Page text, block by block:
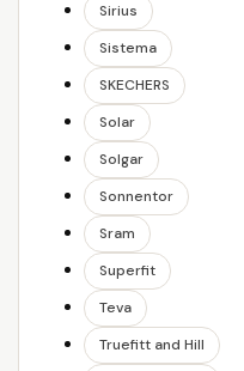
Sirius
Sistema
SKECHERS
Solar
Solgar
Sonnentor
Sram
Superfit
Teva
Truefitt and Hill